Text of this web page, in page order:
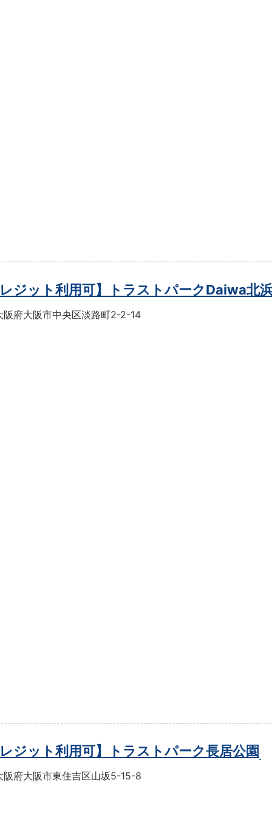
レジット利用可】トラストパークDaiwa北
阪府大阪市中央区淡路町2-2-14
レジット利用可】トラストパーク長居公園
阪府大阪市東住吉区山坂5-15-8